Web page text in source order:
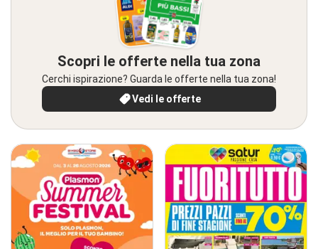
Scopri le offerte nella tua zona
Cerchi ispirazione? Guarda le offerte nella tua zona!
Vedi le offerte